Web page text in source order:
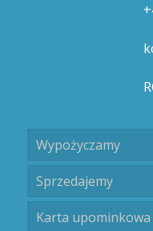
Wypożyczamy
Sprzedajemy
Karta upominkowa